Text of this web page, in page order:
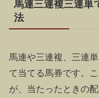
馬連三連複三連単
法
馬連や三連複、三連
て当てる馬券です。
が、当たったときの